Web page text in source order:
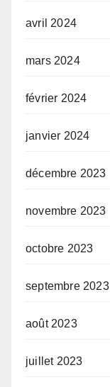
avril 2024
mars 2024
février 2024
janvier 2024
décembre 2023
novembre 2023
octobre 2023
septembre 2023
août 2023
juillet 2023